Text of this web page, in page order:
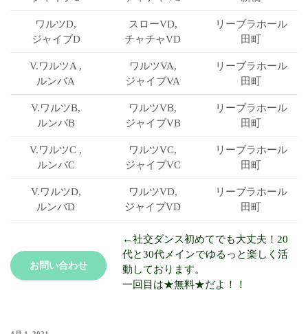
ワルツD,
ジャイブD
スローVD,
チャチャVD
リーブラホール
田町
V.ワルツA ,
ルンバA
ワルツVA,
ジャイブVA
リーブラホール
田町
V.ワルツB,
ルンバB
ワルツVB,
ジャイブVB
リーブラホール
田町
V.ワルツC ,
ルンバC
ワルツVC,
ジャイブVC
リーブラホール
田町
V.ワルツD,
ルンバD
ワルツVD,
ジャイブVD
リーブラホール
田町
お問い合わせ
←社交ダンス初めてでも大丈夫！20
代と30代メインでゆるっと楽しく活
動しております。
一回目は★無料★だよ！！